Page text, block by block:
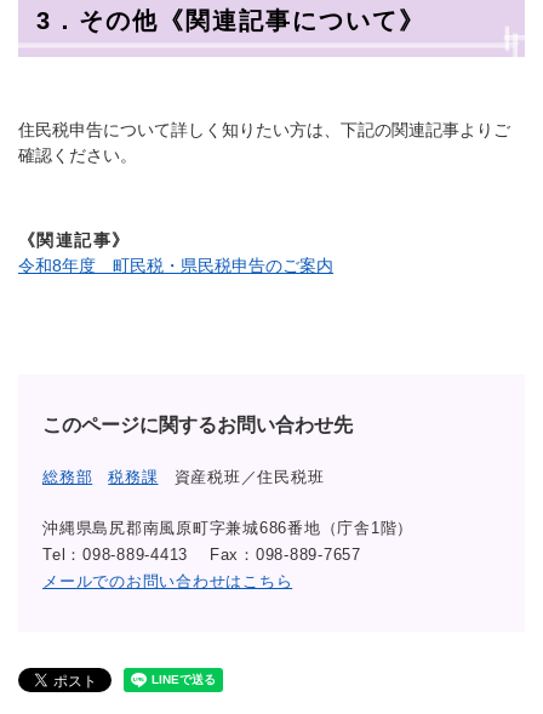
3．その他《関連記事について》
住民税申告について詳しく知りたい方は、下記の関連記事よりご
確認ください。
《関連記事》
令和8年度 町民税・県民税申告のご案内
このページに関するお問い合わせ先
総務部 税務課 資産税班／住民税班
沖縄県島尻郡南風原町字兼城686番地（庁舎1階）
Tel：098-889-4413
Fax：098-889-7657
メールでのお問い合わせはこちら